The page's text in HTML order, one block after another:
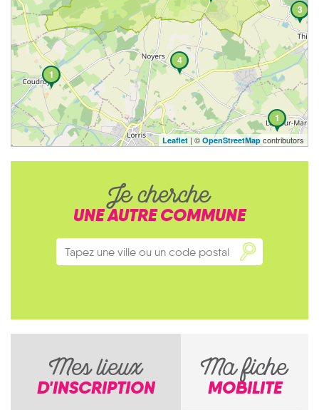
1
1
4
3
Leaflet | © OpenStreetMap contributors
Je cherche
UNE AUTRE COMMUNE
Mes lieux
D'INSCRIPTION Ma fiche
MOBILITE